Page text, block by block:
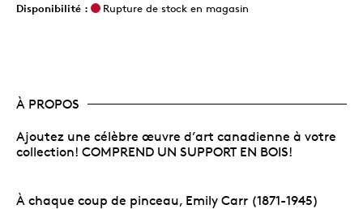
Disponibilité :
Rupture de stock en magasin
À PROPOS
Ajoutez une célèbre œuvre d’art canadienne à votre
collection! COMPREND UN SUPPORT EN BOIS!
À chaque coup de pinceau, Emily Carr (1871-1945)